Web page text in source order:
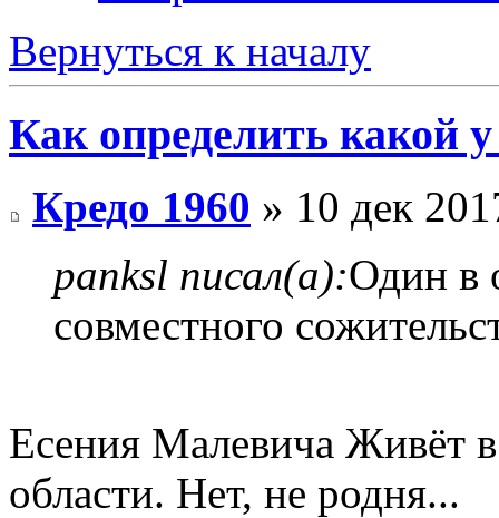
Вернуться к началу
Как определить какой
Кредо 1960 » 10 дек
panksl писал(а):Один в
совместного
Есения Малевича Живёт
области. Нет, не родня...